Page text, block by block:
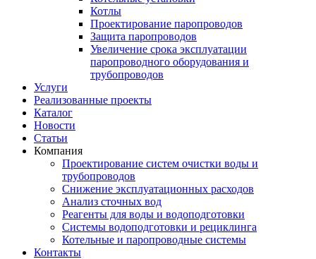
Котлы
Проектирование паропроводов
Защита паропроводов
Увеличение срока эксплуатации
паропроводного оборудования и
трубопроводов
Услуги
Реализованные проекты
Каталог
Новости
Статьи
Компания
Проектирование систем очистки воды и
трубопроводов
Снижение эксплуатационных расходов
Анализ сточных вод
Реагенты для воды и водоподготовки
Системы водоподготовки и рециклинга
Котельные и паропроводные системы
Контакты